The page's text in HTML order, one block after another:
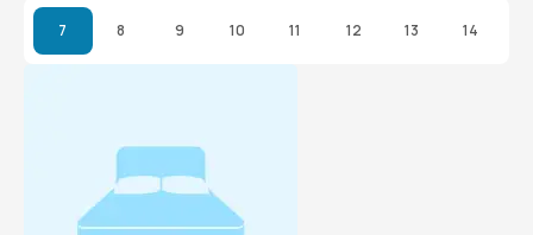
7 8 9 10 11 12 13 14